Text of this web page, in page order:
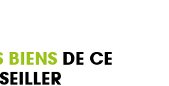
BIENSDE CE